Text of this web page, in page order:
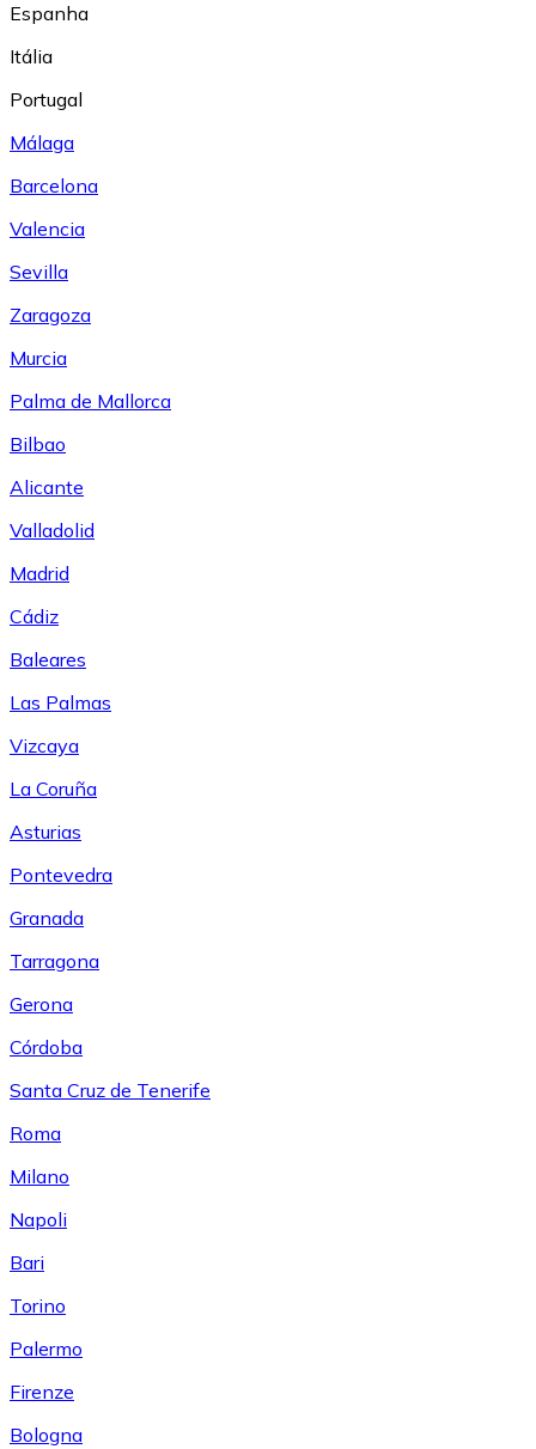
Espanha
Itália
Portugal
Málaga
Barcelona
Valencia
Sevilla
Zaragoza
Murcia
Palma de Mallorca
Bilbao
Alicante
Valladolid
Madrid
Cádiz
Baleares
Las Palmas
Vizcaya
La Coruña
Asturias
Pontevedra
Granada
Tarragona
Gerona
Córdoba
Santa Cruz de Tenerife
Roma
Milano
Napoli
Bari
Torino
Palermo
Firenze
Bologna